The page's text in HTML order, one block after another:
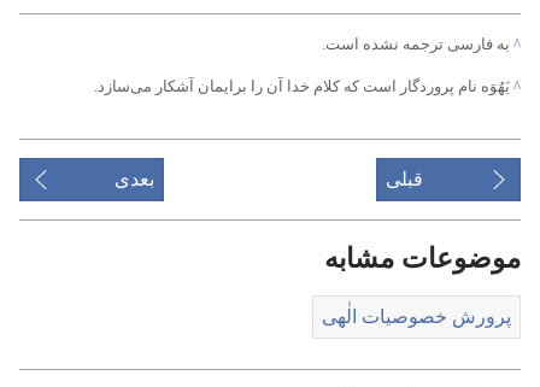
^ به فارسی ترجمه نشده است.‏
^ یَهُوَه نام پروردگار است که کلام خدا آن را برایمان آشکار می‌سازد.‏
قبلی بعدی
موضوعات مشابه
پرورش خصوصیات الٰهی